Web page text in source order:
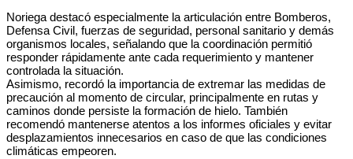
Noriega destacó especialmente la articulación entre Bomberos,
Defensa Civil, fuerzas de seguridad, personal sanitario y demás
organismos locales, señalando que la coordinación permitió
responder rápidamente ante cada requerimiento y mantener
controlada la situación.
Asimismo, recordó la importancia de extremar las medidas de
precaución al momento de circular, principalmente en rutas y
caminos donde persiste la formación de hielo. También
recomendó mantenerse atentos a los informes oficiales y evitar
desplazamientos innecesarios en caso de que las condiciones
climáticas empeoren.